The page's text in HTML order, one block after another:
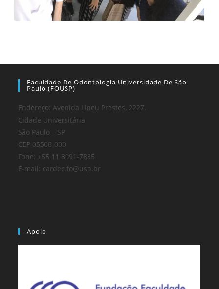
Faculdade De Odontologia Universidade De São
Paulo (FOUSP)
Endereço: Avenida Lineu Prestes, 2227.
Cidade Universitária
São Paulo – SP
CEP 05508-000
Fone: +55 11 3091-7835
E-mail: cardec.fo@usp.br
Apoio